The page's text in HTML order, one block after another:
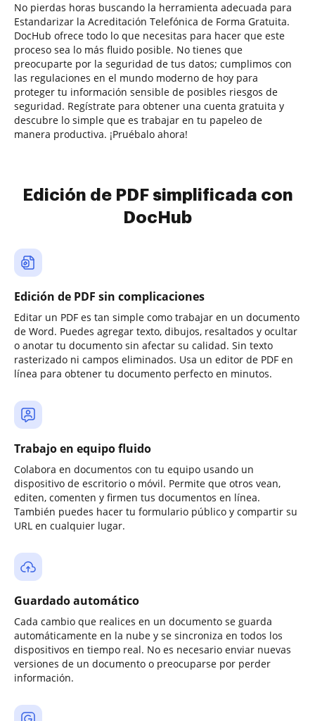
No pierdas horas buscando la herramienta adecuada para
Estandarizar la Acreditación Telefónica de Forma Gratuita.
DocHub ofrece todo lo que necesitas para hacer que este
proceso sea lo más fluido posible. No tienes que
preocuparte por la seguridad de tus datos; cumplimos con
las regulaciones en el mundo moderno de hoy para
proteger tu información sensible de posibles riesgos de
seguridad. Regístrate para obtener una cuenta gratuita y
descubre lo simple que es trabajar en tu papeleo de
manera productiva. ¡Pruébalo ahora!
Edición de PDF simplificada con
DocHub
Edición de PDF sin complicaciones
Editar un PDF es tan simple como trabajar en un documento
de Word. Puedes agregar texto, dibujos, resaltados y ocultar
o anotar tu documento sin afectar su calidad. Sin texto
rasterizado ni campos eliminados. Usa un editor de PDF en
línea para obtener tu documento perfecto en minutos.
Trabajo en equipo fluido
Colabora en documentos con tu equipo usando un
dispositivo de escritorio o móvil. Permite que otros vean,
editen, comenten y firmen tus documentos en línea.
También puedes hacer tu formulario público y compartir su
URL en cualquier lugar.
Guardado automático
Cada cambio que realices en un documento se guarda
automáticamente en la nube y se sincroniza en todos los
dispositivos en tiempo real. No es necesario enviar nuevas
versiones de un documento o preocuparse por perder
información.